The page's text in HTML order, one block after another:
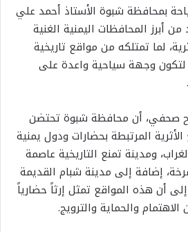
بمحافظة شبوة الأستاذ أحمد علي
أبرز المحافظات اليمنية الغنية
لما تمتلكه من مواقع تاريخية
لتكون وجهة سياحية واعدة على
صحفي، أن محافظة شبوة تحتضن
المرتبطة بحضارات ودول يمنية
ومدينة تمنع التاريخية عاصمة
إضافة إلى مدينة شبام القديمة
أن هذه المواقع تمثل إرثاً حضارياً
والحماية والترويج.